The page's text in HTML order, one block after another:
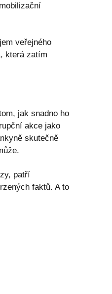
veřejného
která zatím
jak snadno ho
akce jako
skutečně
patří
faktů. A to